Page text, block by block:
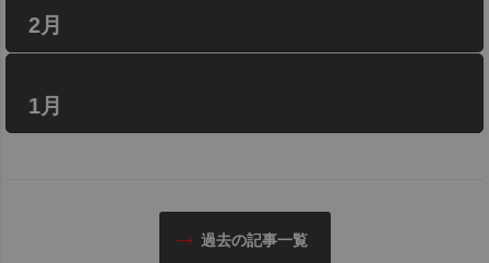
2月
1月
過去の記事一覧